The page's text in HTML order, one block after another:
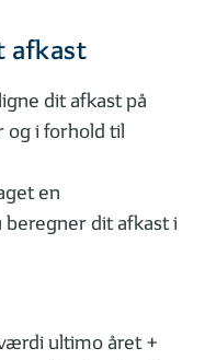
afkast
dit afkast på
i forhold til
en
dit afkast i
ultimo året +